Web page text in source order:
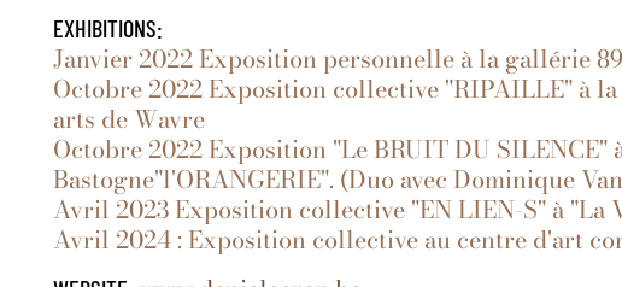
EXHIBITIONS:
Janvier 2022 Exposition personnelle à la gallérie
Octobre 2022 Exposition collective "RIPAILLE" à
arts de Wavre
Octobre 2022 Exposition "Le BRUIT DU
Bastogne"l'ORANGERIE". (Duo avec Dominique
Avril 2023 Exposition collective "EN LIEN-S" à "La
Avril 2024 : Exposition collective au centre d'art